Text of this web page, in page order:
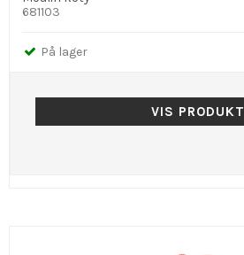
681103
På lager
VIS PRODUKT